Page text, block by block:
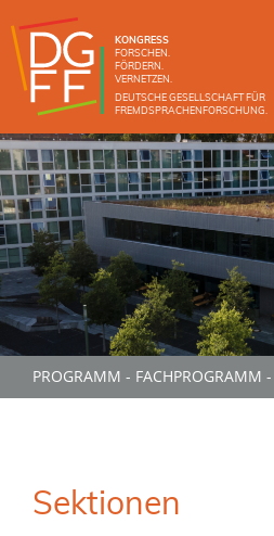
KONGRESS
FORSCHEN.
FÖRDERN.
VERNETZEN.
DEUTSCHE GESELLSCHAFT FÜR
FREMDSPRACHENFORSCHUNG.
PROGRAMM - FACHPROGRAMM -
Sektionen